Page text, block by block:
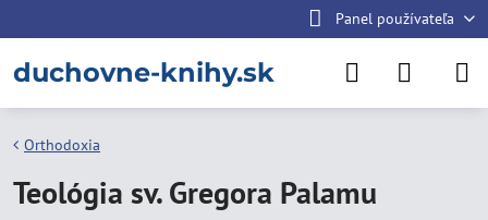
Panel používateľa
duchovne-knihy.sk
Orthodoxia
Teológia sv. Gregora Palamu